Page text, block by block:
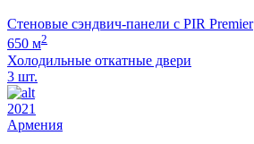
Стеновые сэндвич-панели с PIR Premier
650 м2
Холодильные откатные двери
3 шт.
2021
Армения